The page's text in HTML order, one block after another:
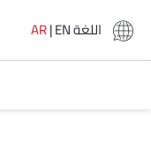
اللغةEN
|
AR